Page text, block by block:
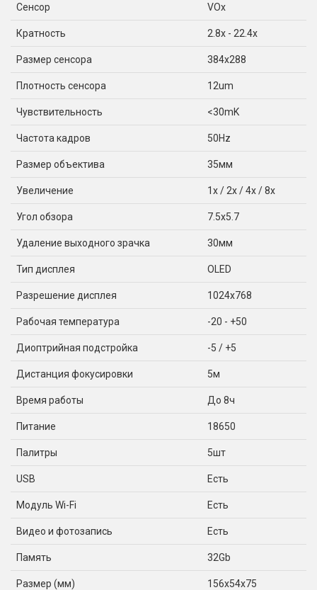
Сенсор
VOx
Кратность 2.8x - 22.4x
Размер сенсора 384x288
Плотность сенсора 12um
Чувствительность <30mK
Частота кадров 50Hz
Размер объектива 35мм
Увеличение 1x / 2x / 4x / 8x
Угол обзора 7.5x5.7
Удаление выходного зрачка 30мм
Тип дисплея OLED
Разрешение дисплея 1024x768
Рабочая температура -20 - +50
Диоптрийная подстройка -5 / +5
Дистанция фокусировки 5м
Время работы До 8ч
Питание 18650
Палитры 5шт
USB Есть
Модуль Wi-Fi Есть
Видео и фотозапись Есть
Память 32Gb
Размер (мм) 156x54x75